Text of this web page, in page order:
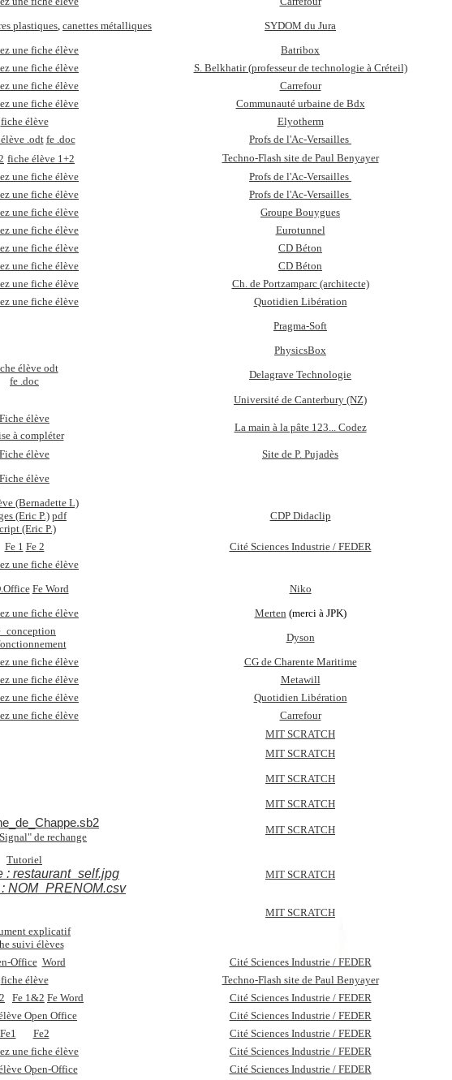
plastiques, canettes métalliques SYDOM du Jura
une fiche élève Batribox
une fiche élève S. Belkhatir (professeur de technologie à Créteil)
une fiche élève Carrefour
une fiche élève Communauté urbaine de Bdx
fiche élève Elyotherm
.odt fe .doc Profs de l'Ac-Versailles
fiche élève 1+2 Techno-Flash site de Paul Benyayer
une fiche élève Profs de l'Ac-Versailles
une fiche élève Profs de l'Ac-Versailles
une fiche élève Groupe Bouygues
une fiche élève Eurotunnel
une fiche élève CD Béton
une fiche élève CD Béton
une fiche élève Ch. de Portzamparc (architecte)
une fiche élève Quotidien Libération
Pragma-Soft
PhysicsBox
élève odt
fe .doc
Delagrave Technologie
Université de Canterbury (NZ)
Fiche élève
à compléter
La main à la pâte 123... Codez
Fiche élève Site de P. Pujadès
Fiche élève
(Bernadette L)
(Eric P.)pdf
(Eric P.)
CDP Didaclip
Fe 1 Fe 2 Cité Sciences Industrie / FEDER
une fiche élève
Fe Word Niko
une fiche élève Merten (merci à JPK)
Dyson
une fiche élève CG de Charente Maritime
une fiche élève Metawill
une fiche élève Quotidien Libération
une fiche élève Carrefour
MIT SCRATCH
MIT SCRATCH
MIT SCRATCH
MIT SCRATCH
de rechange
MIT SCRATCH
Tutoriel
: restaurant_self.jpg
NOM_PRENOM.csv
MIT SCRATCH
MIT SCRATCH
explicatif
suivi élèves
Office Word Cité Sciences Industrie / FEDER
fiche élève Techno-Flash site de Paul Benyayer
Fe 1&2 Fe Word Cité Sciences Industrie / FEDER
Open Office Cité Sciences Industrie / FEDER
Fe1 Fe2 Cité Sciences Industrie / FEDER
une fiche élève Cité Sciences Industrie / FEDER
Open-Office Cité Sciences Industrie / FEDER